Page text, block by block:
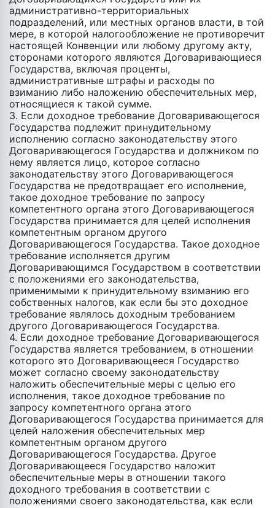
административно-территориальных
подразделений, или местных органов власти, в той
мере, в которой налогообложение не противоречит
настоящей Конвенции или любому другому акту,
сторонами которого являются Договаривающиеся
Государства, включая проценты,
административные штрафы и расходы по
взиманию либо наложению обеспечительных мер,
относящиеся к такой сумме.
3. Если доходное требование Договаривающегося
Государства подлежит принудительному
исполнению согласно законодательству этого
Договаривающегося Государства и должником по
нему является лицо, которое согласно
законодательству этого Договаривающегося
Государства не предотвращает его исполнение,
такое доходное требование по запросу
компетентного органа этого Договаривающегося
Государства принимается для целей исполнения
компетентным органом другого
Договаривающегося Государства. Такое доходное
требование исполняется другим
Договаривающимся Государством в соответствии
с положениями его законодательства,
применимыми к принудительному взиманию его
собственных налогов, как если бы это доходное
требование являлось доходным требованием
другого Договаривающегося Государства.
4. Если доходное требование Договаривающегося
Государства является требованием, в отношении
которого это Договаривающееся Государство
может согласно своему законодательству
наложить обеспечительные меры c целью его
исполнения, такое доходное требование по
запросу компетентного органа этого
Договаривающегося Государства принимается для
целей наложения обеспечительных мер
компетентным органом другого
Договаривающегося Государства. Другое
Договаривающееся Государство наложит
обеспечительные меры в отношении такого
доходного требования в соответствии с
положениями своего законодательства, как если